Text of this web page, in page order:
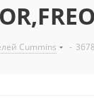
Cummins -